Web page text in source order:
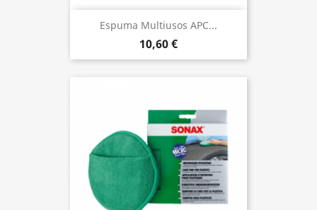
Espuma Multiusos APC...
10,60 €